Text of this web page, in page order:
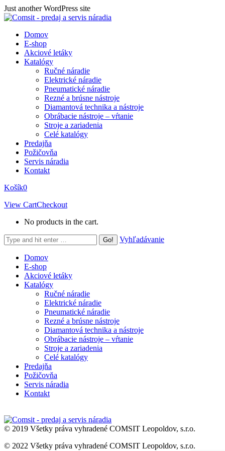
Skip
to
Just another WordPress site
Domov
E-shop
Akciové letáky
Katalógy
Ručné náradie
Elektrické náradie
Pneumatické náradie
Rezné a brúsne nástroje
Diamantová technika a nástroje
Obrábacie nástroje – vŕtanie
Stroje a zariadenia
Celé katalógy
Predajňa
Požičovňa
Servis náradia
Kontakt
Košík0
View CartCheckout
No products in the cart.
Search:
Vyhľadávanie
Domov
E-shop
Akciové letáky
Katalógy
Ručné náradie
Elektrické náradie
Pneumatické náradie
Rezné a brúsne nástroje
Diamantová technika a nástroje
Obrábacie nástroje – vŕtanie
Stroje a zariadenia
Celé katalógy
Predajňa
Požičovňa
Servis náradia
Kontakt
© 2019 Všetky práva vyhradené COMSIT Leopoldov, s.r.o.
© 2022 Všetky práva vyhradené COMSIT Leopoldov, s.r.o.